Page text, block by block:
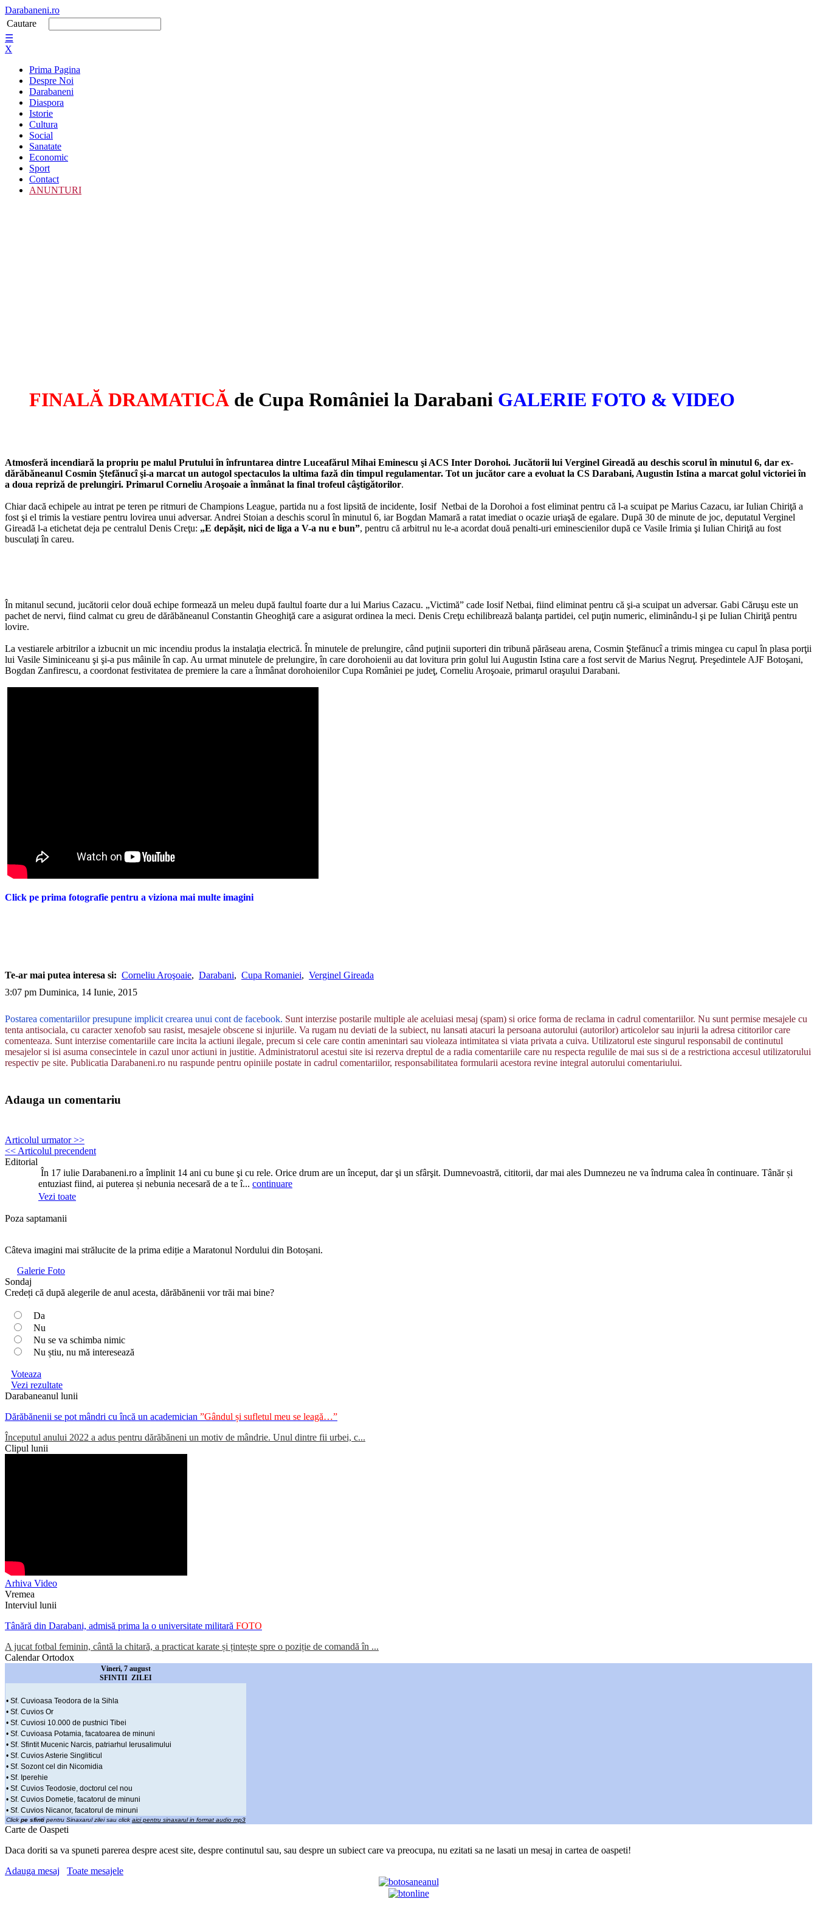
Darabaneni.ro
Cautare
☰
X
Prima Pagina
Despre Noi
Darabaneni
Diaspora
Istorie
Cultura
Social
Sanatate
Economic
Sport
Contact
ANUNTURI
FINALĂ DRAMATICĂ de Cupa României la Darabani GALERIE FOTO & VIDEO
Atmosferă incendiară la propriu pe malul Prutului în înfruntarea dintre Luceafărul Mihai Eminescu şi ACS Inter Dorohoi. Jucătorii lui Verginel Gireadă au deschis scorul în minutul 6, dar ex-
dărăbăneanul Cosmin Ştefănucî şi-a marcat un autogol spectaculos la ultima fază din timpul regulamentar. Tot un jucător care a evoluat la CS Darabani, Augustin Istina a marcat golul victoriei în
a doua repriză de prelungiri. Primarul Corneliu Aroşoaie a înmânat la final trofeul câştigătorilor.
Chiar dacă echipele au intrat pe teren pe ritmuri de Champions League, partida nu a fost lipsită de incidente, Iosif Netbai de la Dorohoi a fost eliminat pentru că l-a scuipat pe Marius Cazacu, iar Iulian Chiriţă a
fost şi el trimis la vestiare pentru lovirea unui adversar. Andrei Stoian a deschis scorul în minutul 6, iar Bogdan Mamară a ratat imediat o ocazie uriaşă de egalare. După 30 de minute de joc, deputatul Verginel
Gireadă l-a etichetat deja pe centralul Denis Creţu: „E depăşit, nici de liga a V-a nu e bun”, pentru că arbitrul nu le-a acordat două penalti-uri eminescienilor după ce Vasile Irimia şi Iulian Chiriţă au fost
busculaţi în careu.
În mitanul secund, jucătorii celor două echipe formează un meleu după faultul foarte dur a lui Marius Cazacu. „Victimă” cade Iosif Netbai, fiind eliminat pentru că şi-a scuipat un adversar. Gabi Căruşu este un
pachet de nervi, fiind calmat cu greu de dărăbăneanul Constantin Gheoghiţă care a asigurat ordinea la meci. Denis Creţu echilibrează balanţa partidei, cel puţin numeric, eliminându-l şi pe Iulian Chiriţă pentru
lovire.
La vestiarele arbitrilor a izbucnit un mic incendiu produs la instalaţia electrică. În minutele de prelungire, când puţinii suporteri din tribună părăseau arena, Cosmin Ştefănucî a trimis mingea cu capul în plasa porţii
lui Vasile Siminiceanu şi şi-a pus mâinile în cap. Au urmat minutele de prelungire, în care dorohoienii au dat lovitura prin golul lui Augustin Istina care a fost servit de Marius Negruţ. Preşedintele AJF Botoşani,
Bogdan Zanfirescu, a coordonat festivitatea de premiere la care a înmânat dorohoienilor Cupa României pe judeţ, Corneliu Aroşoaie, primarul oraşului Darabani.
Click pe prima fotografie pentru a viziona mai multe imagini
Te-ar mai putea interesa si: Corneliu Aroşoaie, Darabani, Cupa Romaniei, Verginel Gireada
3:07 pm Duminica, 14 Iunie, 2015
Postarea comentariilor presupune implicit crearea unui cont de facebook. Sunt interzise postarile multiple ale aceluiasi mesaj (spam) si orice forma de reclama in cadrul comentariilor. Nu sunt permise mesajele cu
tenta antisociala, cu caracter xenofob sau rasist, mesajele obscene si injuriile. Va rugam nu deviati de la subiect, nu lansati atacuri la persoana autorului (autorilor) articolelor sau injurii la adresa cititorilor care
comenteaza. Sunt interzise comentariile care incita la actiuni ilegale, precum si cele care contin amenintari sau violeaza intimitatea si viata privata a cuiva. Utilizatorul este singurul responsabil de continutul
mesajelor si isi asuma consecintele in cazul unor actiuni in justitie. Administratorul acestui site isi rezerva dreptul de a radia comentariile care nu respecta regulile de mai sus si de a restrictiona accesul utilizatorului
respectiv pe site. Publicatia Darabaneni.ro nu raspunde pentru opiniile postate in cadrul comentariilor, responsabilitatea formularii acestora revine integral autorului comentariului.
Adauga un comentariu
Articolul urmator >>
<< Articolul precendent
Editorial
În 17 iulie Darabaneni.ro a împlinit 14 ani cu bune şi cu rele. Orice drum are un început, dar şi un sfârşit. Dumnevoastră, cititorii, dar mai ales Dumnezeu ne va îndruma calea în continuare. Tânăr și
entuziast fiind, ai puterea și nebunia necesară de a te î... continuare
Vezi toate
Poza saptamanii
Câteva imagini mai strălucite de la prima ediție a Maratonul Nordului din Botoșani.
Galerie Foto
Sondaj
Credeți că după alegerile de anul acesta, dărăbănenii vor trăi mai bine?
Da
Nu
Nu se va schimba nimic
Nu știu, nu mă interesează
Voteaza
Vezi rezultate
Darabaneanul lunii
Dărăbănenii se pot mândri cu încă un academician ”Gândul și sufletul meu se leagă…”
Începutul anului 2022 a adus pentru dărăbăneni un motiv de mândrie. Unul dintre fii urbei, c...
Clipul lunii
Arhiva Video
Vremea
Interviul lunii
Tânără din Darabani, admisă prima la o universitate militară FOTO
A jucat fotbal feminin, cântă la chitară, a practicat karate și țintește spre o poziție de comandă în ...
Calendar Ortodox
Vineri, 7 august
SFINTII ZILEI
• Sf. Cuvioasa Teodora de la Sihla
• Sf. Cuvios Or
• Sf. Cuviosi 10.000 de pustnici Tibei
• Sf. Cuvioasa Potamia, facatoarea de minuni
• Sf. Sfintit Mucenic Narcis, patriarhul Ierusalimului
• Sf. Cuvios Asterie Singliticul
• Sf. Sozont cel din Nicomidia
• Sf. Iperehie
• Sf. Cuvios Teodosie, doctorul cel nou
• Sf. Cuvios Dometie, facatorul de minuni
• Sf. Cuvios Nicanor, facatorul de minuni
Click pe sfinti pentru Sinaxarul zilei sau click aici pentru sinaxarul in format audio mp3
Carte de Oaspeti
Daca doriti sa va spuneti parerea despre acest site, despre continutul sau, sau despre un subiect care va preocupa, nu ezitati sa ne lasati un mesaj in cartea de oaspeti!
Adauga mesaj
Toate mesajele